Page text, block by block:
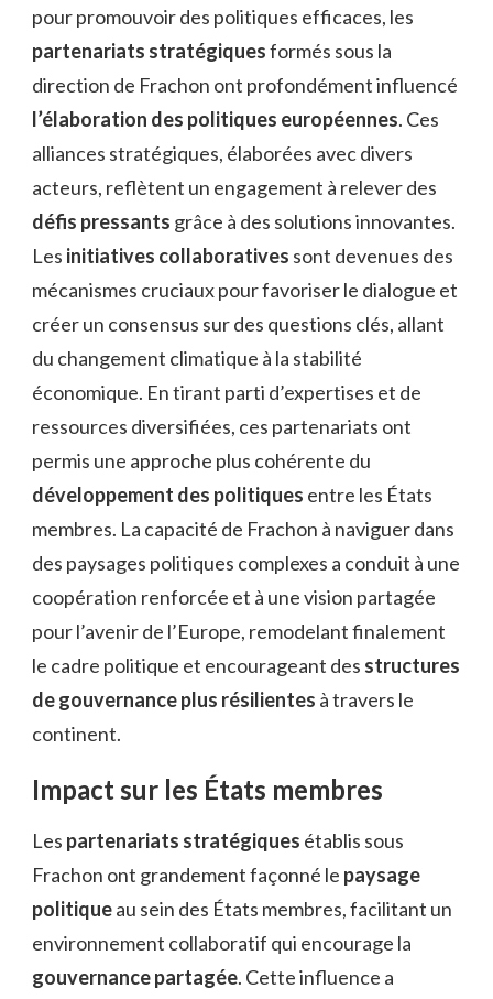
pour promouvoir des politiques efficaces, les
partenariats stratégiquesformés sous la
direction de Frachon ont profondément influencé
l’élaboration des politiques européennes. Ces
alliances stratégiques, élaborées avec divers
acteurs, reflètent un engagement à relever des
défis pressants grâce à des solutions innovantes.
Les initiatives collaboratives sont devenues des
mécanismes cruciaux pour favoriser le dialogue et
créer un consensus sur des questions clés, allant
du changement climatique à la stabilité
économique. En tirant parti d’expertises et de
ressources diversifiées, ces partenariats ont
permis une approche plus cohérente du
développement des politiques entre les États
membres. La capacité de Frachon à naviguer dans
des paysages politiques complexes a conduit à une
coopération renforcée et à une vision partagée
pour l’avenir de l’Europe, remodelant finalement
le cadre politique et encourageant des structures
de gouvernance plus résilientes à travers le
continent.
Impact sur les États membres
Les partenariats stratégiques établis sous
Frachon ont grandement façonné le paysage
politiqueau sein des États membres, facilitant un
environnement collaboratif qui encourage la
gouvernance partagée. Cette influence a